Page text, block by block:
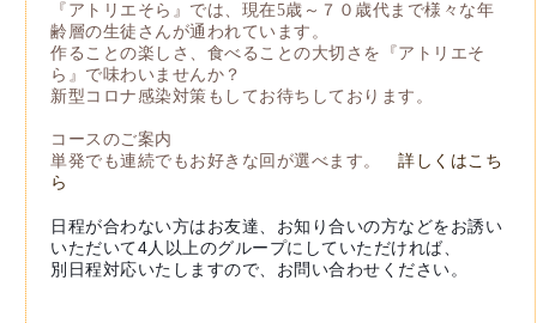
『アトリエそら』では、現在5歳～７０歳代まで様々な年
齢層の生徒さんが通われています。
作ることの楽しさ、食べることの大切さを『アトリエそ
ら』で味わいませんか？
新型コロナ感染対策もしてお待ちしております。
コースのご案内
単発でも連続でもお好きな回が選べます。詳しくはこち
ら
日程が合わない方はお友達、お知り合いの方などをお誘い
いただいて4人以上のグループにしていただければ、
別日程対応いたしますので、お問い合わせください。